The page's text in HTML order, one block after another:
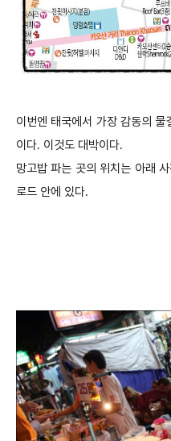
이번엔 태국에서 가장 감동의 물
이다. 이것도 대박이다.
망고밥 파는 곳의 위치는 아래
로드 안에 있다.